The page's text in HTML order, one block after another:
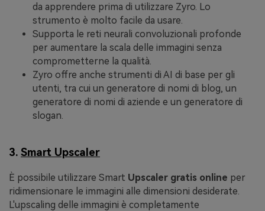
da apprendere prima di utilizzare Zyro. Lo
strumento è molto facile da usare.
Supporta le reti neurali convoluzionali profonde
per aumentare la scala delle immagini senza
comprometterne la qualità.
Zyro offre anche strumenti di AI di base per gli
utenti, tra cui un generatore di nomi di blog, un
generatore di nomi di aziende e un generatore di
slogan.
3. Smart Upscaler
È possibile utilizzare Smart Upscaler gratis online per
ridimensionare le immagini alle dimensioni desiderate.
L'upscaling delle immagini è completamente